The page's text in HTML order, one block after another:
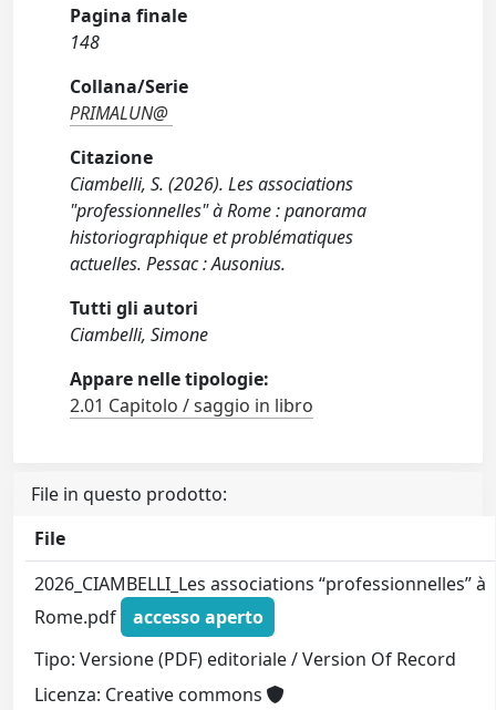
Pagina finale
148
Collana/Serie
PRIMALUN@
Citazione
Ciambelli, S. (2026). Les associations
"professionnelles" à Rome : panorama
historiographique et problématiques
actuelles. Pessac : Ausonius.
Tutti gli autori
Ciambelli, Simone
Appare nelle tipologie:
2.01 Capitolo / saggio in libro
File in questo prodotto:
File
2026_CIAMBELLI_Les associations “professionnelles” à
Rome.pdf
accesso aperto
Tipo: Versione (PDF) editoriale / Version Of Record
Licenza: Creative commons